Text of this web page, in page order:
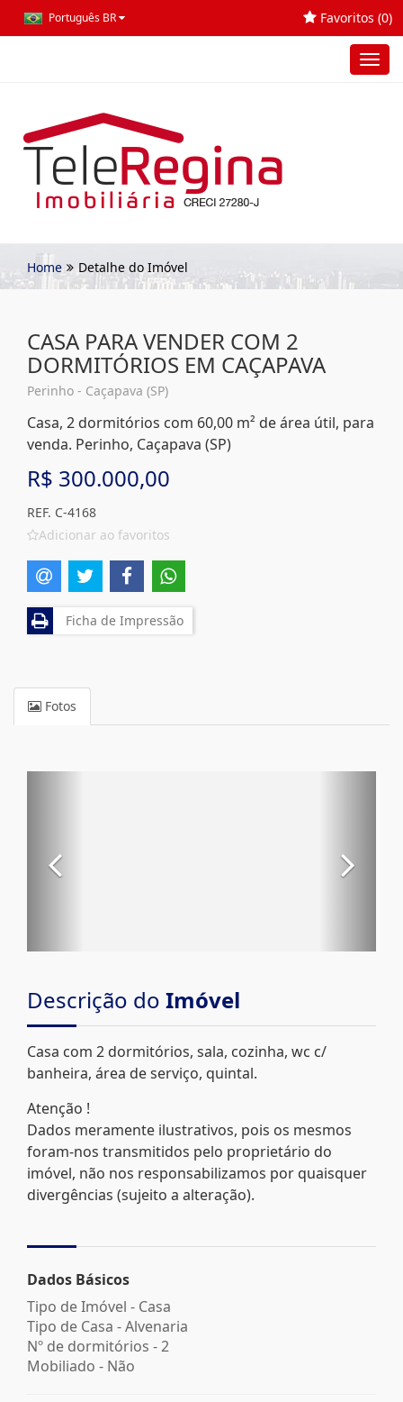
Português BR Favoritos (0)
Home Detalhe do Imóvel
CASA PARA VENDER COM 2
DORMITÓRIOS EM CAÇAPAVA
Perinho - Caçapava (SP)
Casa, 2 dormitórios com 60,00 m² de área útil, para
venda. Perinho, Caçapava (SP)
R$ 300.000,00
REF. C-4168
Adicionar ao favoritos
Ficha de Impressão
Fotos
Descrição do Imóvel
Casa com 2 dormitórios, sala, cozinha, wc c/
banheira, área de serviço, quintal.
Atenção !
Dados meramente ilustrativos, pois os mesmos
foram-nos transmitidos pelo proprietário do
imóvel, não nos responsabilizamos por quaisquer
divergências (sujeito a alteração).
Dados Básicos
Tipo de Imóvel - Casa
Tipo de Casa - Alvenaria
Nº de dormitórios - 2
Mobiliado - Não